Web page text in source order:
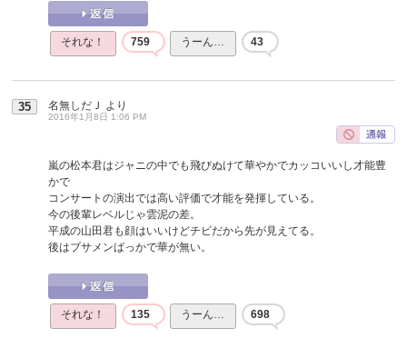
それな！ 759 うーん… 43
35 名無しだＪ より
2016年1月8日 1:06 PM
嵐の松本君はジャニの中でも飛びぬけて華やかでカッコいいし才能豊
かで
コンサートの演出では高い評価で才能を発揮している。
今の後輩レベルじゃ雲泥の差。
平成の山田君も顔はいいけどチビだから先が見えてる。
後はブサメンばっかで華が無い。
それな！ 135 うーん… 698